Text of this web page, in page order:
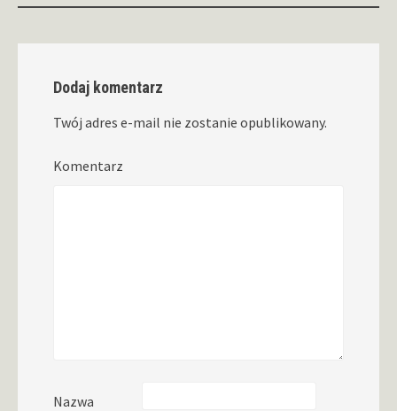
Dodaj komentarz
Twój adres e-mail nie zostanie opublikowany.
Komentarz
Nazwa